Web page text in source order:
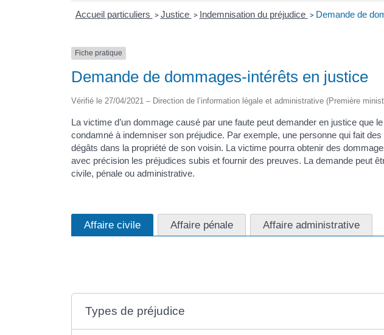
Accueil particuliers > Justice > Indemnisation du préjudice > Demande de
Fiche pratique
Demande de dommages-intérêts en justice
Vérifié le 27/04/2021 – Direction de l’information légale et administrative (Première
La victime d’un dommage causé par une faute peut demander en justice que
condamné à indemniser son préjudice. Par exemple, une personne qui fait
dégâts dans la propriété de son voisin. La victime pourra obtenir des
avec précision les préjudices subis et fournir des preuves. La demande peut
civile, pénale ou administrative.
Affaire civile Affaire pénale Affaire administrative
Types de préjudice